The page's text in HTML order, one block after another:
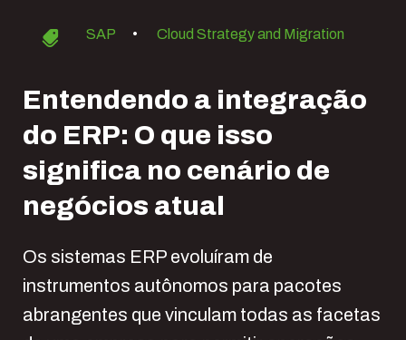
SAP • Cloud Strategy and Migration
Entendendo a integração
do ERP: O que isso
significa no cenário de
negócios atual
Os sistemas ERP evoluíram de
instrumentos autônomos para pacotes
abrangentes que vinculam todas as facetas